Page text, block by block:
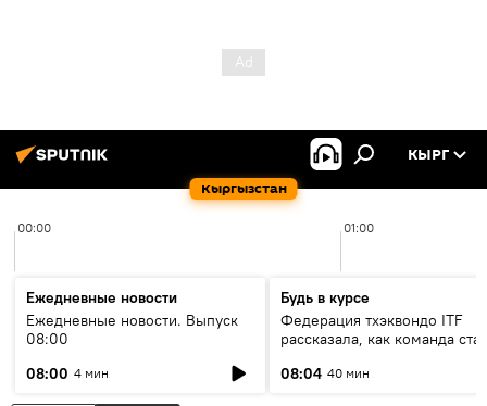
Кыргызстан
КЫРГ
00:00 01:00
Ежедневные новости
Ежедневные новости. Выпуск
08:00
08:00 4 мин
Будь в курсе
Федерация тхэквондо ITF
рассказала, как команда
08:04 40 мин